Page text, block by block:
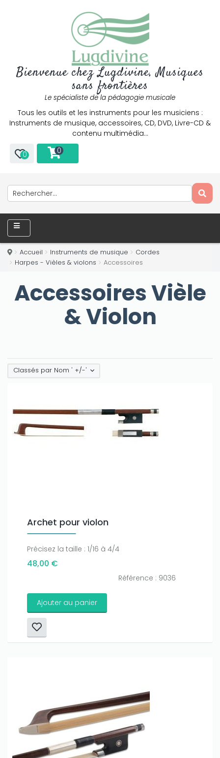
Bienvenue chez Lugdivine, Musiques
sans frontières
Le spécialiste de la pédagogie musicale
Tous les outils et les instruments pour les musiciens :
Instruments de musique, accessoires, CD, DVD, Livre-CD &
contenu multimédia…
0 0
Accueil Instruments de musique
Cordes
Harpes - Vièles & violons
Accessoires
Accessoires Vièle
& Violon
Classés par Nom ' +/-'
Archet pour violon
Précisez la taille : 1/16 à 4/4
48,00 €
Référence : 9036
Ajouter au panier